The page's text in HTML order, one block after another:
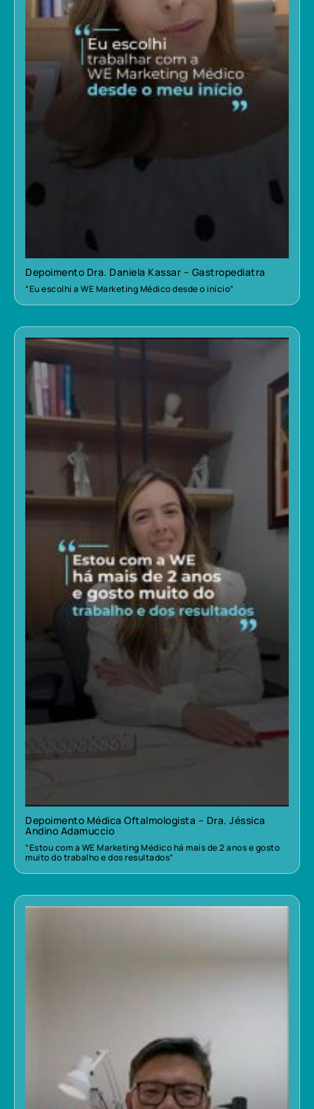
Depoimento Dra. Daniela Kassar – Gastropediatra
“Eu escolhi a WE Marketing Médico desde o início”
Depoimento Médica Oftalmologista – Dra. Jéssica
Andino Adamuccio
“Estou com a WE Marketing Médico há mais de 2 anos e gosto
muito do trabalho e dos resultados”